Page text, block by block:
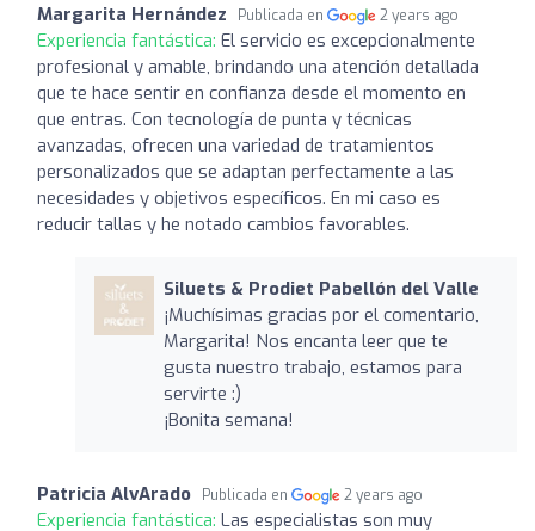
Margarita Hernández Publicada en 2 years ago
Experiencia fantástica: El servicio es excepcionalmente
profesional y amable, brindando una atención detallada
que te hace sentir en confianza desde el momento en
que entras. Con tecnología de punta y técnicas
avanzadas, ofrecen una variedad de tratamientos
personalizados que se adaptan perfectamente a las
necesidades y objetivos específicos. En mi caso es
reducir tallas y he notado cambios favorables.
Siluets & Prodiet Pabellón del Valle
¡Muchísimas gracias por el comentario,
Margarita! Nos encanta leer que te
gusta nuestro trabajo, estamos para
servirte :)
¡Bonita semana!
Patricia AlvArado Publicada en 2 years ago
Experiencia fantástica: Las especialistas son muy